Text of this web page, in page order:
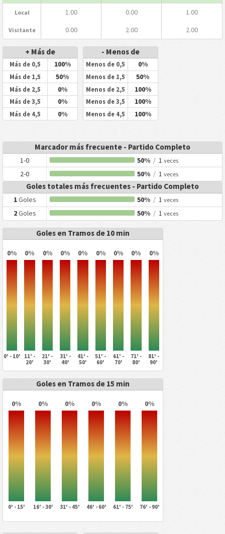
Local 1.00 0.00 1.00
Visitante 0.00 2.00 2.00
+ Más de
Más de 0,5 100%
Más de 1,5 50%
Más de 2,5 0%
Más de 3,5 0%
Más de 4,5 0%
- Menos de
Menos de 0,5 0%
Menos de 1,5 50%
Menos de 2,5 100%
Menos de 3,5 100%
Menos de 4,5 100%
Marcador más frecuente - Partido Completo
1-0 50% / 1veces
2-0 50% / 1veces
Goles totales más frecuentes - Partido Completo
1Goles 50% / 1veces
2Goles 50% / 1veces
Goles en Tramos de 10 min
0% 0% 0% 0% 0% 0% 0% 0% 0%
0' - 10'
11' -
20'
21' -
30'
31' -
40'
41' -
50'
51' -
60'
61' -
70'
71' -
80'
81' -
90'
Goles en Tramos de 15 min
0% 0% 0% 0% 0% 0%
0' - 15' 16' - 30' 31' - 45' 46' - 60' 61' - 75' 76' - 90'